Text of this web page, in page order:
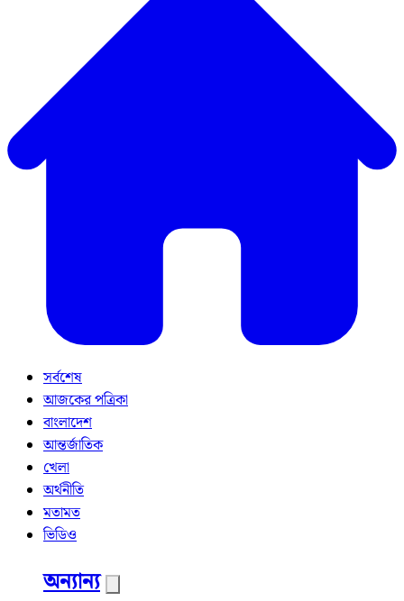
সর্বশেষ
আজকের পত্রিকা
বাংলাদেশ
আন্তর্জাতিক
খেলা
অর্থনীতি
মতামত
ভিডিও
অন্যান্য